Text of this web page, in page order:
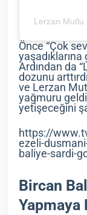
Lerzan Mutlu
Önce “Çok
Ardından da
dozunu
ve Lerzan
yağmuru
yetişeceğini
https://
ezeli-
baliye-sardi-
Bircan
Yapmaya